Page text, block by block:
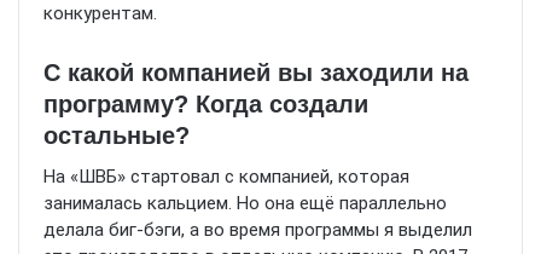
конкурентам.
С какой компанией вы заходили на
программу? Когда создали
остальные?
На «ШВБ» стартовал с компанией, которая
занималась кальцием. Но она ещё параллельно
делала биг-бэги, а во время программы я выделил